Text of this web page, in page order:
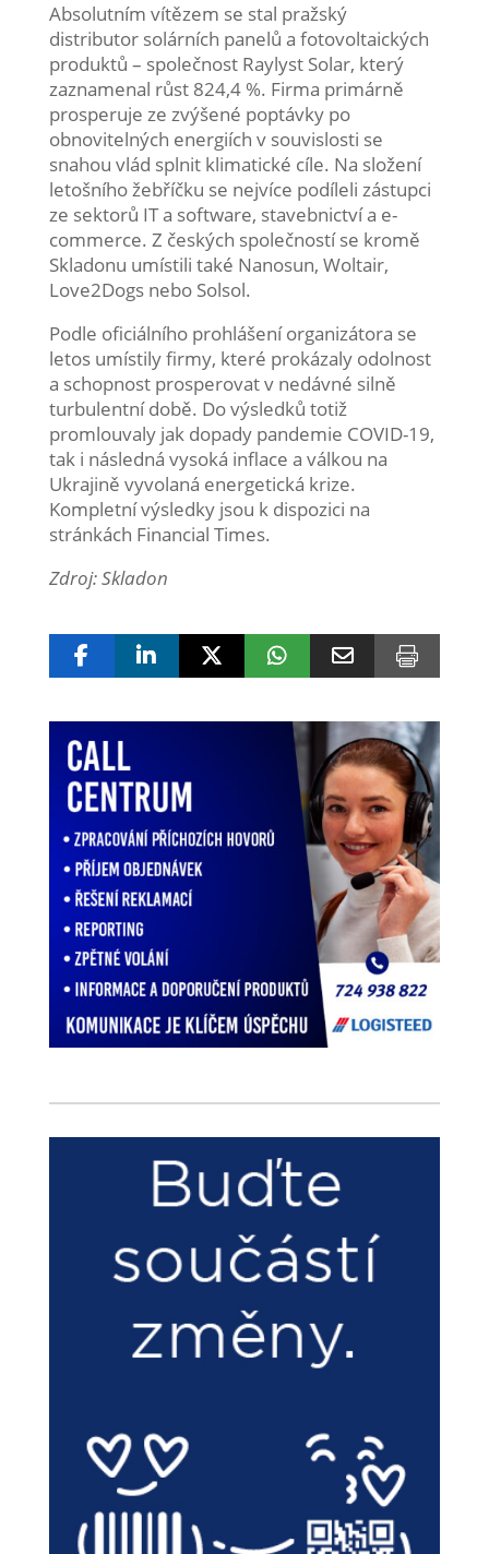
Absolutním vítězem se stal pražský
distributor solárních panelů a fotovoltaických
produktů – společnost Raylyst Solar, který
zaznamenal růst 824,4 %. Firma primárně
prosperuje ze zvýšené poptávky po
obnovitelných energiích v souvislosti se
snahou vlád splnit klimatické cíle. Na složení
letošního žebříčku se nejvíce podíleli zástupci
ze sektorů IT a software, stavebnictví a e-
commerce. Z českých společností se kromě
Skladonu umístili také Nanosun, Woltair,
Love2Dogs nebo Solsol.
Podle oficiálního prohlášení organizátora se
letos umístily firmy, které prokázaly odolnost
a schopnost prosperovat v nedávné silně
turbulentní době. Do výsledků totiž
promlouvaly jak dopady pandemie COVID-19,
tak i následná vysoká inflace a válkou na
Ukrajině vyvolaná energetická krize.
Kompletní výsledky jsou k dispozici na
stránkách Financial Times.
Zdroj: Skladon